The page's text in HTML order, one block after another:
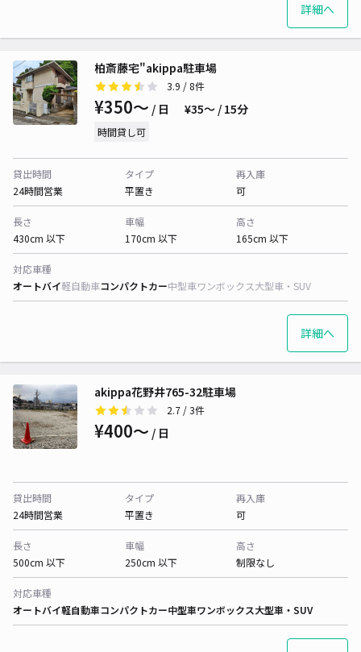
詳細へ
柏斎藤宅"akippa駐車場
3.9 / 8件
¥350〜 / 日 ¥35〜 / 15分
時間貸し可
貸出時間
24時間営業
タイプ
平置き
再入庫
可
長さ
430cm 以下
車幅
170cm 以下
高さ
165cm 以下
対応車種
オートバイ軽自動車コンパクトカー中型車ワンボックス大型車・SUV
詳細へ
akippa花野井765-32駐車場
2.7 / 3件
¥400〜 / 日
貸出時間
24時間営業
タイプ
平置き
再入庫
可
長さ
500cm 以下
車幅
250cm 以下
高さ
制限なし
対応車種
オートバイ軽自動車コンパクトカー中型車ワンボックス大型車・SUV